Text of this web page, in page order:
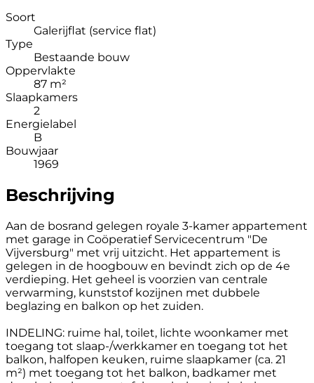
Soort
Galerijflat (service flat)
Type
Bestaande bouw
Oppervlakte
87 m²
Slaapkamers
2
Energielabel
B
Bouwjaar
1969
Beschrijving
Aan de bosrand gelegen royale 3-kamer appartement
met garage in Coöperatief Servicecentrum "De
Vijversburg" met vrij uitzicht. Het appartement is
gelegen in de hoogbouw en bevindt zich op de 4e
verdieping. Het geheel is voorzien van centrale
verwarming, kunststof kozijnen met dubbele
beglazing en balkon op het zuiden.
INDELING: ruime hal, toilet, lichte woonkamer met
toegang tot slaap-/werkkamer en toegang tot het
balkon, halfopen keuken, ruime slaapkamer (ca. 21
m²) met toegang tot het balkon, badkamer met